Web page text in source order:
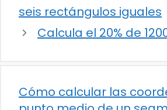
seis rectángulos iguales
Calcula el 20% de
Cómo calcular las